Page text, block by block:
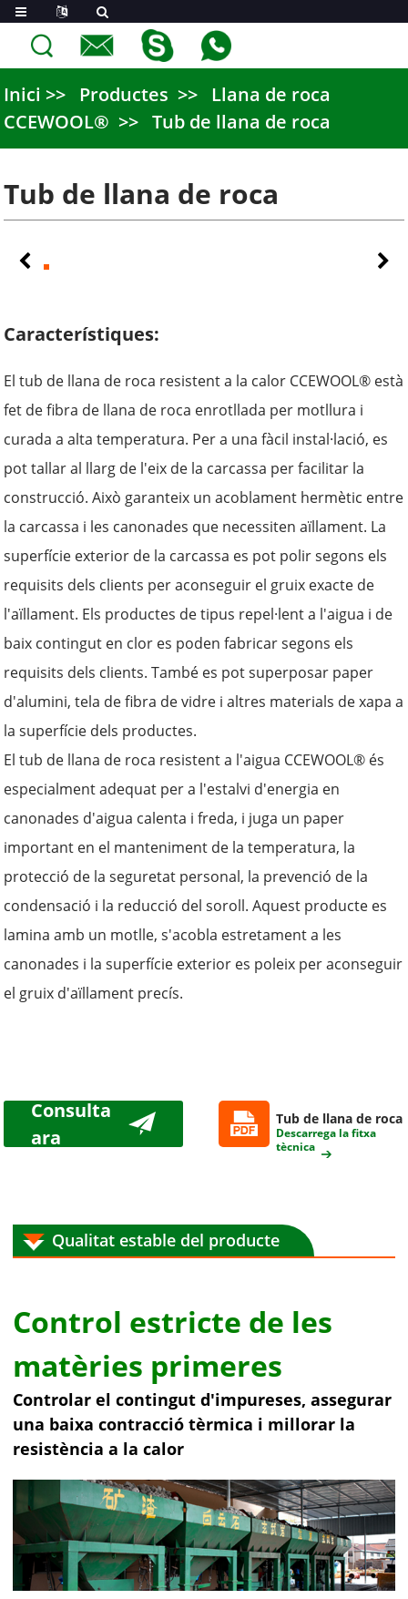
Inici Productes
Llana de roca
CCEWOOL®
Tub de llana de roca
Tub de llana de roca
Característiques:
El tub de llana de roca resistent a la calor CCEWOOL® està
fet de fibra de llana de roca enrotllada per motllura i
curada a alta temperatura. Per a una fàcil instal·lació, es
pot tallar al llarg de l'eix de la carcassa per facilitar la
construcció. Això garanteix un acoblament hermètic entre
la carcassa i les canonades que necessiten aïllament. La
superfície exterior de la carcassa es pot polir segons els
requisits dels clients per aconseguir el gruix exacte de
l'aïllament. Els productes de tipus repel·lent a l'aigua i de
baix contingut en clor es poden fabricar segons els
requisits dels clients. També es pot superposar paper
d'alumini, tela de fibra de vidre i altres materials de xapa a
la superfície dels productes.
El tub de llana de roca resistent a l'aigua CCEWOOL® és
especialment adequat per a l'estalvi d'energia en
canonades d'aigua calenta i freda, i juga un paper
important en el manteniment de la temperatura, la
protecció de la seguretat personal, la prevenció de la
condensació i la reducció del soroll. Aquest producte es
lamina amb un motlle, s'acobla estretament a les
canonades i la superfície exterior es poleix per aconseguir
el gruix d'aïllament precís.
Consulta
ara
Tub de llana de roca
Descarrega la fitxa
tècnica
Qualitat estable del producte
Control estricte de les
matèries primeres
Controlar el contingut d'impureses, assegurar
una baixa contracció tèrmica i millorar la
resistència a la calor